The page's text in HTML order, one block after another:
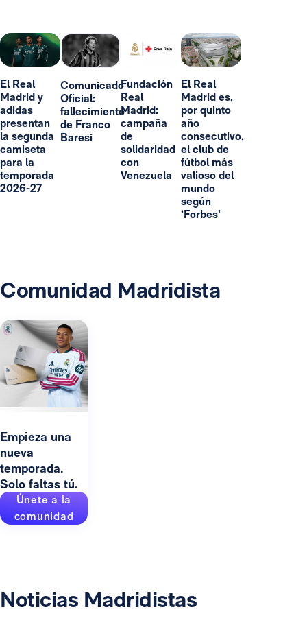
El Real
Madrid y
adidas
presentan
la segunda
camiseta
para la
temporada
2026-27
Comunicado
Oficial:
fallecimiento
de Franco
Baresi
Fundación
Real
Madrid:
campaña
de
solidaridad
con
Venezuela
El Real
Madrid es,
por quinto
año
consecutivo,
el club de
fútbol más
valioso del
mundo
según
‘Forbes’
Comunidad Madridista
Empieza una
nueva
temporada.
Solo faltas tú.
Únete a la
comunidad
Noticias Madridistas